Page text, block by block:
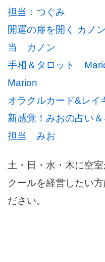
担当：つぐみ
開運の扉を開く カノ
当 カノン
手相＆タロット
Marion
オラクルカード&レ
新感覚！みおの占い
担当 みお
土・日・水・木に空
クールを経営したい
ださい。